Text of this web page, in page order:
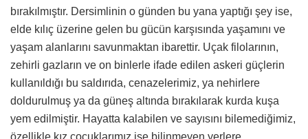
bırakılmıştır. Dersimlinin o günden bu yana yaptığı şey ise,
elde kılıç üzerine gelen bu gücün karşısında yaşamını ve
yaşam alanlarını savunmaktan ibarettir. Uçak filolarının,
zehirli gazların ve on binlerle ifade edilen askeri güçlerin
kullanıldığı bu saldırıda, cenazelerimiz, ya nehirlere
doldurulmuş ya da güneş altında bırakılarak kurda kuşa
yem edilmiştir. Hayatta kalabilen ve sayısını bilemediğimiz,
özellikle kız çocuklarımız ise bilinmeyen yerlere